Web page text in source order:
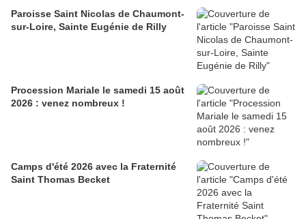
Paroisse Saint Nicolas de Chaumont-
sur-Loire, Sainte Eugénie de Rilly
Procession Mariale le samedi 15 août
2026 : venez nombreux !
Camps d'été 2026 avec la Fraternité
Saint Thomas Becket